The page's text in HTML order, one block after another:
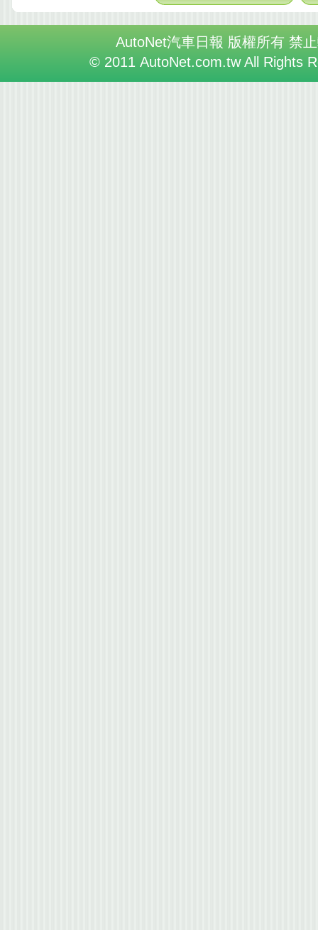
AutoNet汽車日報 版權所有 禁
© 2011 AutoNet.com.tw All Rights